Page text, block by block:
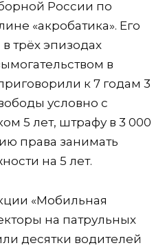
России по
«акробатика». Его
трёх эпизодах
в
к 7 годам 3
условно с
5 лет, штрафу в 3 000
права занимать
на 5 лет.
«Мобильная
на патрульных
десятки водителей